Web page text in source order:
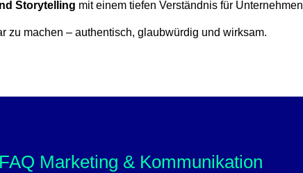
Storytelling mit einem tiefen Verständnis für
zu machen – authentisch, glaubwürdig und wirksam.
FAQ Marketing & Kommunikation